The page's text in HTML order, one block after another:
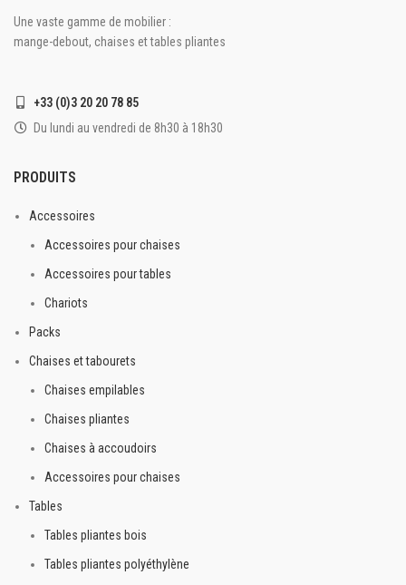
Autres coloris : Nous
consulter
Une vaste gamme de mobilier :
mange-debout, chaises et tables pliantes
+33 (0)3 20 20 78 85
Du lundi au vendredi de 8h30 à 18h30
PRODUITS
Accessoires
Accessoires pour chaises
Accessoires pour tables
Chariots
Packs
Chaises et tabourets
Chaises empilables
Chaises pliantes
Chaises à accoudoirs
Accessoires pour chaises
Tables
Tables pliantes bois
Tables pliantes polyéthylène